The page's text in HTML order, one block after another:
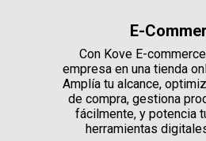
E-
Con Kove E-
empresa en una tienda
Amplía tu alcance,
de compra, gestiona
fácilmente, y potencia
herramientas